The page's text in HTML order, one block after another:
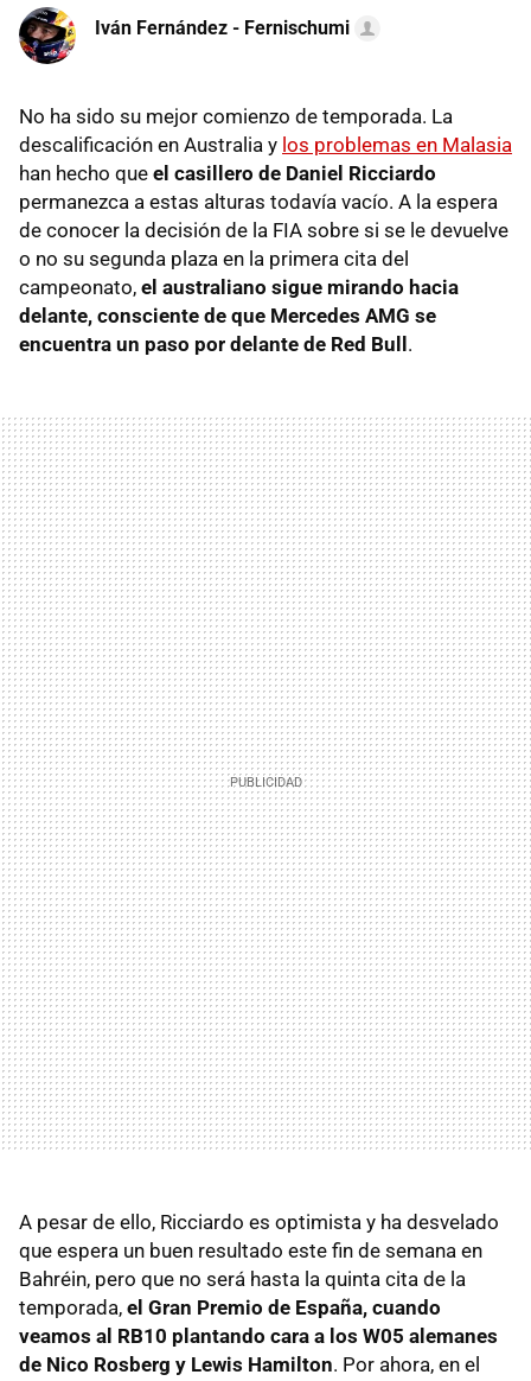
Iván Fernández - Fernischumi
No ha sido su mejor comienzo de temporada. La
descalificación en Australia y los problemas en Malasia
han hecho que el casillero de Daniel Ricciardo
permanezca a estas alturas todavía vacío. A la espera
de conocer la decisión de la FIA sobre si se le devuelve
o no su segunda plaza en la primera cita del
campeonato, el australiano sigue mirando hacia
delante, consciente de que Mercedes AMG se
encuentra un paso por delante de Red Bull.
A pesar de ello, Ricciardo es optimista y ha desvelado
que espera un buen resultado este fin de semana en
Bahréin, pero que no será hasta la quinta cita de la
temporada, el Gran Premio de España, cuando
veamos al RB10 plantando cara a los W05 alemanes
de Nico Rosberg y Lewis Hamilton. Por ahora, en el